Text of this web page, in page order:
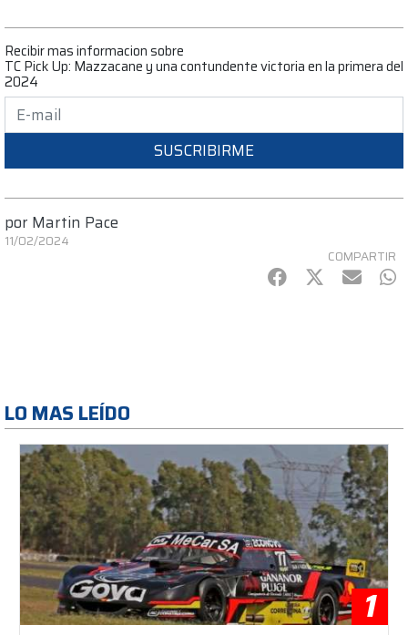
Recibir mas informacion sobre
TC Pick Up: Mazzacane y una contundente victoria en la primera del
2024
SUSCRIBIRME
por Martin Pace
11/02/2024
COMPARTIR
Facebook
Twitter
mail
LO MAS LEÍDO
1